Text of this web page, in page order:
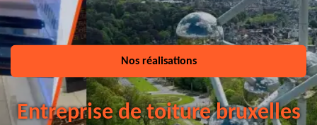
Nos réalisations
Entreprise de toiture bruxelles